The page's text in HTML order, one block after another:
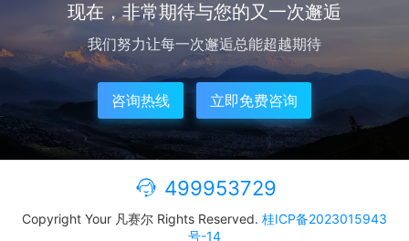
现在，非常期待与您的又一次邂逅
我们努力让每一次邂逅总能超越期待
咨询热线 立即免费咨询
499953729
Copyright Your 凡赛尔 Rights Reserved. 桂ICP备2023015943
号-14